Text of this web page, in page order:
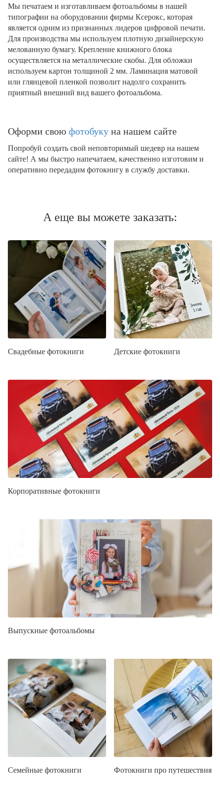
Мы печатаем и изготавливаем фотоальбомы в нашей
типографии на оборудовании фирмы Ксерокс, которая
является одним из признанных лидеров цифровой печати.
Для производства мы используем плотную дизайнерскую
мелованную бумагу. Крепление книжного блока
осуществляется на металлические скобы. Для обложки
используем картон толщиной 2 мм. Ламинация матовой
или глянцевой пленкой позволит надолго сохранить
приятный внешний вид вашего фотоальбома.
Оформи свою фотобуку на нашем сайте
Попробуй создать свой неповторимый шедевр на нашем
сайте! А мы быстро напечатаем, качественно изготовим и
оперативно передадим фотокнигу в службу доставки.
А еще вы можете заказать:
Свадебные фотокниги Детские фотокниги
Корпоративные фотокниги
Выпускные фотоальбомы
Семейные фотокниги Фотокниги про путешествия